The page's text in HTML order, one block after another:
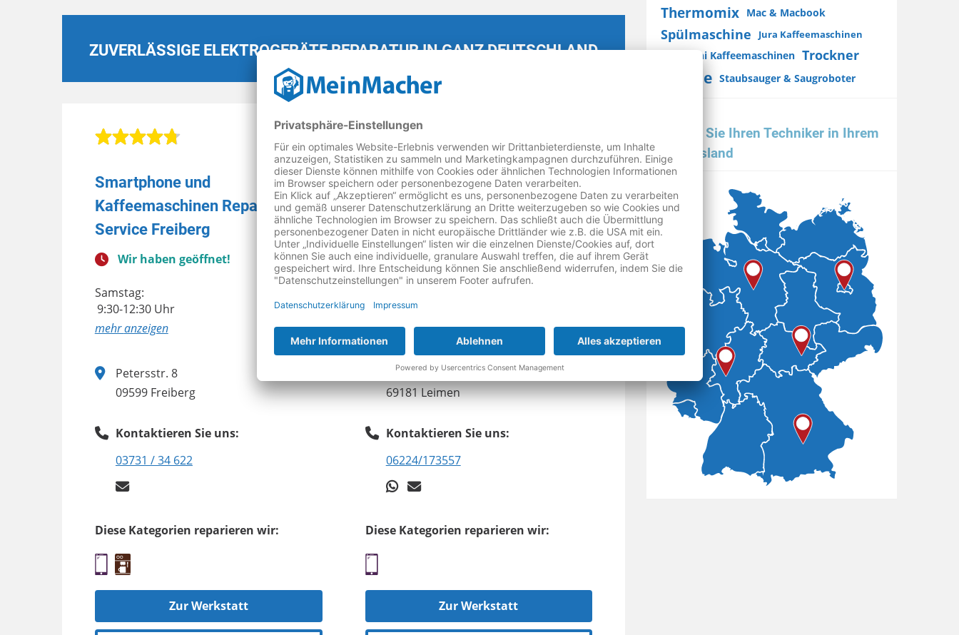
ZUVERLÄSSIGE ELEKTROGERÄTE REPARATUR IN GANZ DEUTSCHLAND
Smartphone und
Kaffeemaschinen Reparatur und
Service Freiberg
Wir haben geöffnet!
Samstag:
9:30-12:30 Uhr
anzeigen
Petersstr. 8
09599 Freiberg
Kontaktieren Sie uns:
03731 / 34 622
Diese Kategorien reparieren wir:
Zur Werkstatt
Smartphone Reparatur Leimen
Derzeit geschlossen, öffnet wieder:
9:30-18:30 Uhr
anzeigen
Theodor-Heuss-Str. 102-104
69181 Leimen
Kontaktieren Sie uns:
06224/173557
Diese Kategorien reparieren wir:
Zur Werkstatt
Thermomix Mac & Macbook
Spülmaschine Jura Kaffeemaschinen
DeLonghi Kaffeemaschinen Trockner
iPhone Staubsauger & Saugroboter
Finden Sie Ihren Techniker in Ihrem
Bundesland